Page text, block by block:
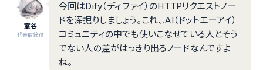
室谷
代表取締役
今回はDify（ディファイ）のHTTPリクエストノー
ドを深掘りしましょう。これ、.AI（ドットエーアイ）
コミュニティの中でも使いこなせている人とそう
でない人の差がはっきり出るノードなんですよ
ね。